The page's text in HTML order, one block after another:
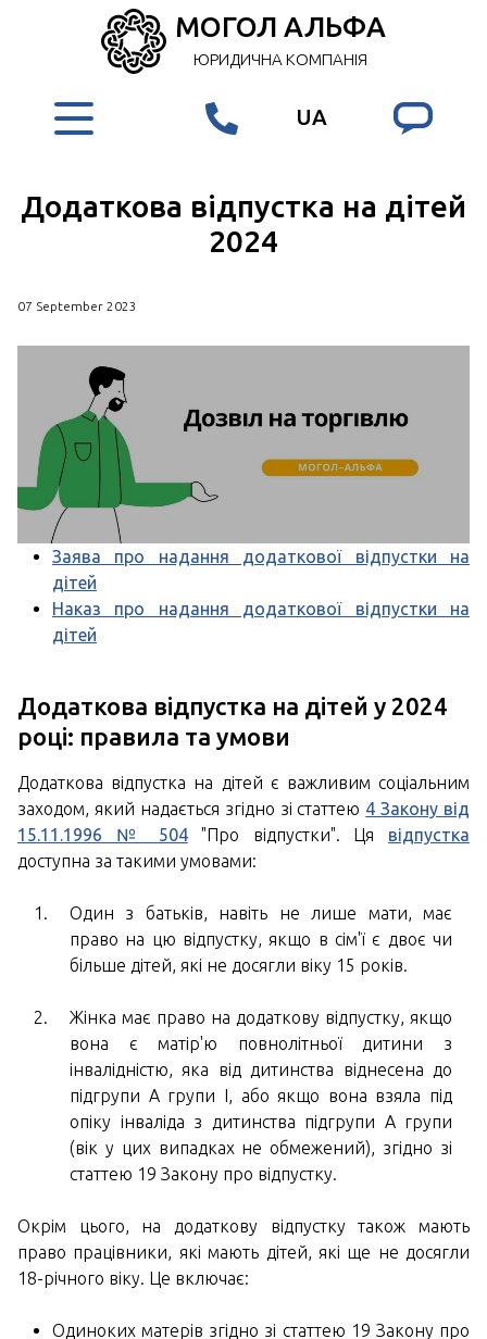
МОГОЛ АЛЬФА
ЮРИДИЧНА КОМПАНІЯ
UA
Додаткова відпустка на дітей
2024
07 September 2023
Заява про надання додаткової відпустки на
дітей
Наказ про надання додаткової відпустки на
дітей
Додаткова відпустка на дітей у 2024
році: правила та умови
Додаткова відпустка на дітей є важливим соціальним
заходом, який надається згідно зі статтею 4 Закону від
15.11.1996 № 504"Про відпустки". Ця відпустка
доступна за такими умовами:
Один з батьків, навіть не лише мати, має
право на цю відпустку, якщо в сім'ї є двоє чи
більше дітей, які не досягли віку 15 років.
Жінка має право на додаткову відпустку, якщо
вона є матір'ю повнолітньої дитини з
інвалідністю, яка від дитинства віднесена до
підгрупи А групи I, або якщо вона взяла під
опіку інваліда з дитинства підгрупи А групи
(вік у цих випадках не обмежений), згідно зі
статтею 19 Закону про відпустку.
Окрім цього, на додаткову відпустку також мають
право працівники, які мають дітей, які ще не досягли
18-річного віку. Це включає:
Одиноких матерів згідно зі статтею 19 Закону про